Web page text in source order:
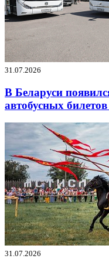
31.07.2026
В Беларуси
автобусных
31.07.2026